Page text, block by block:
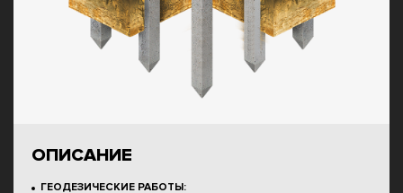
ОПИСАНИЕ
ГЕОДЕЗИЧЕСКИЕ РАБОТЫ: